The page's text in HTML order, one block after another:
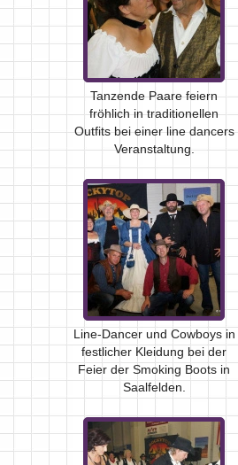
Tanzende Paare feiern
fröhlich in traditionellen
Outfits bei einer line dancers
Veranstaltung.
Line-Dancer und Cowboys in
festlicher Kleidung bei der
Feier der Smoking Boots in
Saalfelden.